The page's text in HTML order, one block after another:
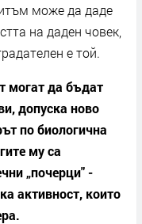
може да даде
на даден човек,
е той.
могат да бъдат
допуска ново
по биологична
му са
„почерци" -
активност, които